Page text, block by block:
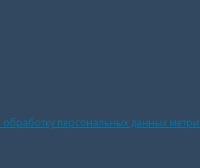
обработку персональных данных